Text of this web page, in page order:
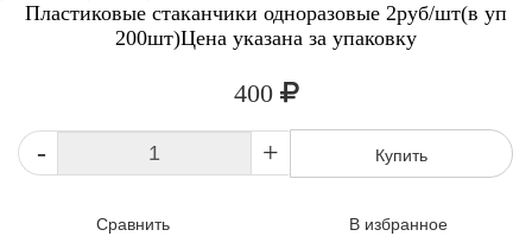
Пластиковые стаканчики одноразовые 2руб/шт(в уп
200шт)Цена указана за упаковку
400
- + Купить
Сравнить В избранное